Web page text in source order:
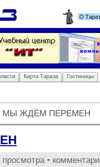
О
Карта Тараза Гостиницы
МЫ ЖДЁМ ПЕРЕМЕН
просмотра •